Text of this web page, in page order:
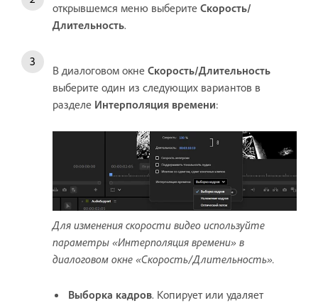
открывшемся меню выберите Скорость/
Длительность.
В диалоговом окне Скорость/Длительность
выберите один из следующих вариантов в
разделе Интерполяция времени:
Для изменения скорости видео используйте
параметры «Интерполяция времени» в
диалоговом окне «Скорость/Длительность».
Выборка кадров. Копирует или удаляет